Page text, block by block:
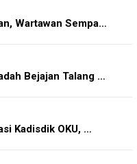
Wartawan Sempa…
Bejajan Talang …
Kadisdik OKU, …